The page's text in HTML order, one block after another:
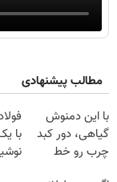
مطالب پیشنهادی
با این دمنوش
گیاهی، دور کبد
چرب رو خط
با